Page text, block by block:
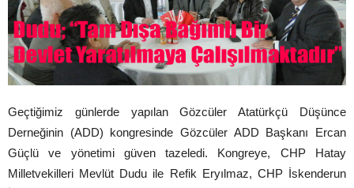
Geçtiğimiz günlerde yapılan Gözcüler Atatürkçü Düşünce
Derneğinin (ADD) kongresinde Gözcüler ADD Başkanı Ercan
Güçlü ve yönetimi güven tazeledi. Kongreye, CHP Hatay
Milletvekilleri Mevlüt Dudu ile Refik Eryılmaz, CHP İskenderun